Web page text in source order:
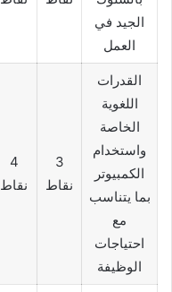
الجيد في
العمل
القدرات
اللغوية
الخاصة
واستخدام
الكمبيوتر
بما يتناسب
مع
احتياجات
الوظيفة
3
نقاط
4
نقاط